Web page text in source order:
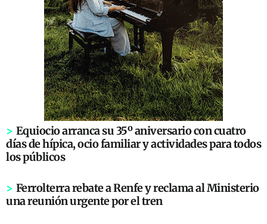
> Equiocio arranca su 35º aniversario con cuatro
días de hípica, ocio familiar y actividades para todos
los públicos
> Ferrolterra rebate a Renfe y reclama al Ministerio
una reunión urgente por el tren